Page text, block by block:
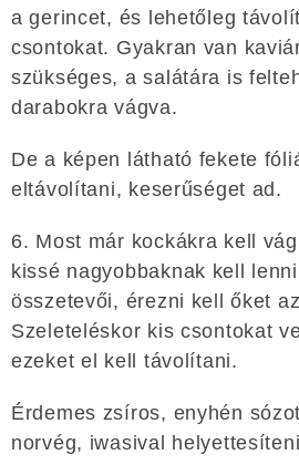
a gerincet, és lehetőleg
csontokat. Gyakran van
szükséges, a salátára is
darabokra vágva.
De a képen látható fekete
eltávolítani, keserűséget ad.
6. Most már kockákra kell
kissé nagyobbaknak kell
összetevői, érezni kell őket
Szeleteléskor kis csontokat
ezeket el kell távolítani.
Érdemes zsíros, enyhén
norvég, iwasival